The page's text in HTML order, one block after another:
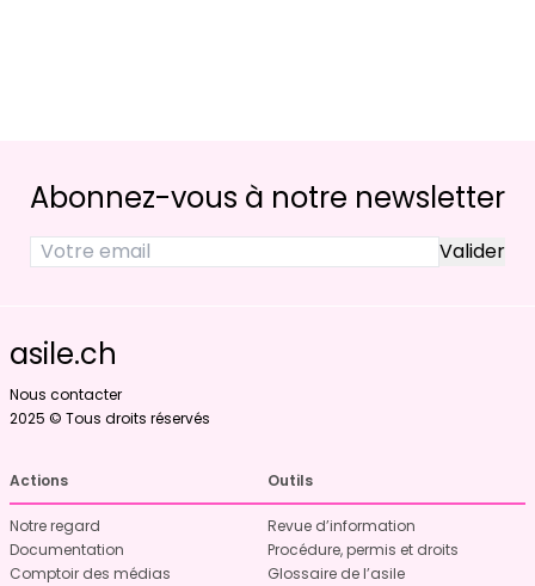
Abonnez-vous à notre newsletter
asile.ch
Nous contacter
2025 © Tous droits réservés
Actions
Notre regard
Documentation
Comptoir des médias
Outils
Revue d’information
Procédure, permis et droits
Glossaire de l’asile